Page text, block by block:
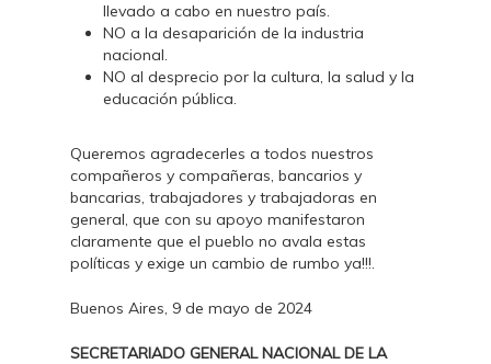
llevado a cabo en nuestro país.
NO a la desaparición de la industria
nacional.
NO al desprecio por la cultura, la salud y la
educación pública.
Queremos agradecerles a todos nuestros
compañeros y compañeras, bancarios y
bancarias, trabajadores y trabajadoras en
general, que con su apoyo manifestaron
claramente que el pueblo no avala estas
políticas y exige un cambio de rumbo ya!!!.
Buenos Aires, 9 de mayo de 2024
SECRETARIADO GENERAL NACIONAL DE LA